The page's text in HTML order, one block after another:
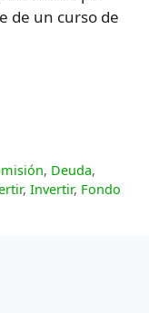
de un curso de
, Deuda,
, Invertir, Fondo